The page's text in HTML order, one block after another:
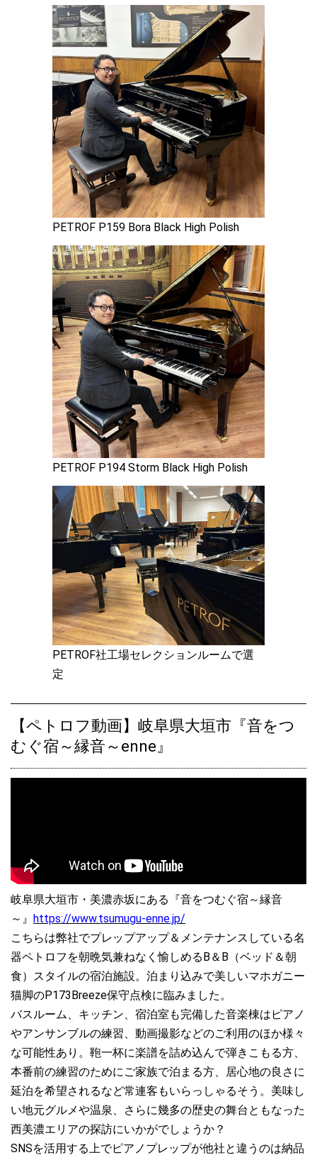
2020.09.27
ペトロフP118P1ウォルナット艶消モデル、ご注文をいただきまし
2020.09.26
ペトロフP118P1マホガニー艶出モデル、ご注文をいただきました
2020.08.30
ペトロフP118C1ウォルナット艶消モデル、ご注文をいただきまし
2020.08.29
ペトロフP118P1ホワイト艶出モデル、ご注文をいただきました♪
2020.08.29
ペトロフP159Bora黒色艶出モデル、入荷しました♪
2020.08.27
ペトロフP118P1チェリー艶消モデル、入荷しました♪
2020.08.17
ペトロフP118D1ウォルナット艶消モデル、ご注文をいただきまし
2020.08.12
ペトロフP118C1マホガニー艶出モデル、ご注文をいただきました
2020.08.11
ペトロフP118C1ウォルナット艶出モデル、ご注文をいただきまし
【チェコフェス出展品】ペトロフP131E1ウォルナット艶出モデ
ル、ご注文をいただきました♪
2020.08.10
【オーダー品】ペトロフP118P1ホワイト艶出モデル、入荷しまし
2020.08.09
2020.08.05
ペトロフP118P1マホガニー艶出モデル、ご注文をいただきました
【オーダー品】ペトロフP118D1ウォルナット艶消モデル、入荷し
ました♪
2020.08.01
【オーダー品】ペトロフP118D1ホワイト艶出モデル、入荷しまし
た♪
2020.07.12
ペトロフピアノCDアルバム3作品ご紹介♪
PETROF収録/今井亮太郎Newアルバム『シネマ・ボッサ』本日リ
リース♪
2020.06.22
ペトロフP127NEXT黒色艶出モデル、ご注文をいただきました♪
2020.06.13
慶應義塾機関誌『三田評論』に寄稿しました
PETROF P159 Bora Black High Polish
PETROF P194 Storm Black High Polish
PETROF社工場セレクションルームで選
定
【ペトロフ動画】岐阜県大垣市『音をつ
むぐ宿～縁音～enne』
岐阜県大垣市・美濃赤坂にある『音をつむぐ宿～縁音
～』 https://www.tsumugu-enne.jp/
こちらは弊社でプレップアップ＆メンテナンスしている名
器ペトロフを朝晩気兼ねなく愉しめるB＆B（ベッド＆朝
食）スタイルの宿泊施設。泊まり込みで美しいマホガニー
猫脚のP173Breeze保守点検に臨みました。
バスルーム、キッチン、宿泊室も完備した音楽棟はピアノ
やアンサンブルの練習、動画撮影などのご利用のほか様々
な可能性あり。鞄一杯に楽譜を詰め込んで弾きこもる方、
本番前の練習のためにご家族で泊まる方、居心地の良さに
延泊を希望されるなど常連客もいらっしゃるそう。美味し
い地元グルメや温泉、さらに幾多の歴史の舞台ともなった
西美濃エリアの探訪にいかがでしょうか？
SNSを活用する上でピアノプレップが他社と違うのは納品